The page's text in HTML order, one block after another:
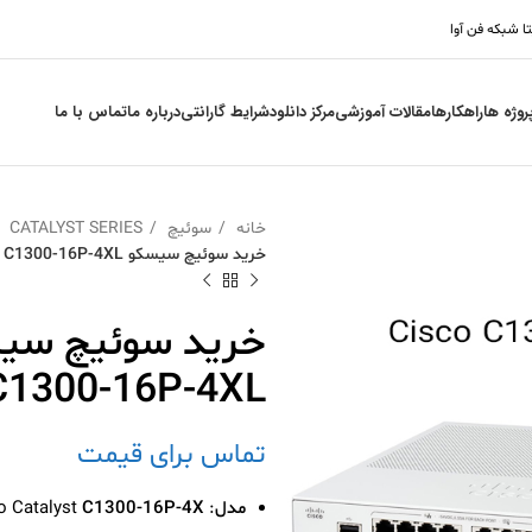
شبکه فن آوا
هاراهکارهامقالات آموزشیمرکز دانلودشرایط گارانتیدرباره ماتماس با ما
خانه سوئیچ
CATALYST SERIES
خرید سوئیچ سیسکو Cisco C1300‑16P‑4XL
تماس برای قیمت
مدل: Cisco Catalyst
C1300‑16P‑4X